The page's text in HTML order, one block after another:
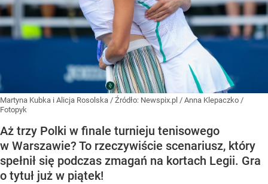
Martyna Kubka i Alicja Rosolska / Źródło: Newspix.pl / Anna Klepaczko /
Fotopyk
Aż trzy Polki w finale turnieju tenisowego
w Warszawie? To rzeczywiście scenariusz, który
spełnił się podczas zmagań na kortach Legii. Gra
o tytuł już w piątek!